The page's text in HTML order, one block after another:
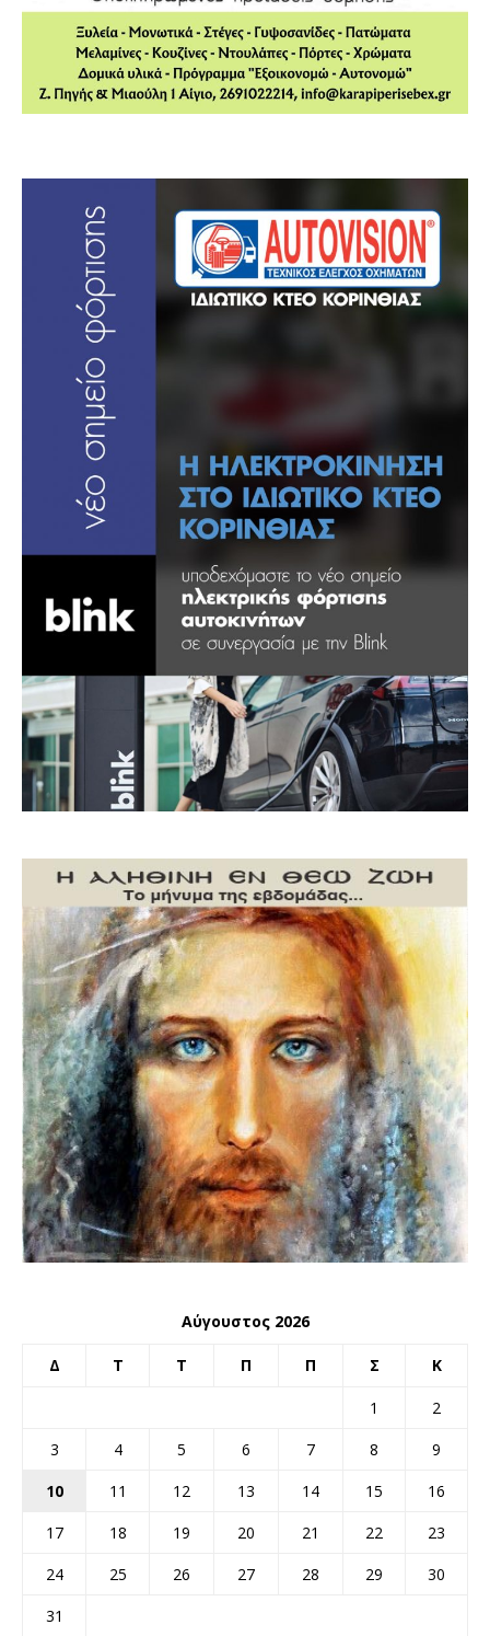
Αύγουστος 2026
Δ Τ Τ Π Π Σ Κ
1
2
3
4 5 6 7 8
9
10
11 12 13 14 15
16
17
18 19 20 21 22
23
24
25 26 27 28 29
30
31